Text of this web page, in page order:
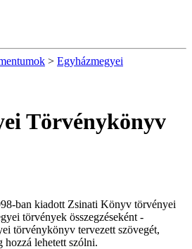
> Egyházmegyei
Törvénykönyv
ban kiadott Zsinati Könyv törvényei
törvények összegzéseként -
törvénykönyv tervezett szövegét,
hozzá lehetett szólni.